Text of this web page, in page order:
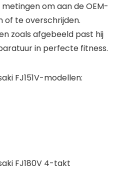
om aan de OEM-
of te overschrijden.
zoals afgebeeld past hij
in perfecte fitness.
FJ151V-modellen:
FJ180V 4-takt